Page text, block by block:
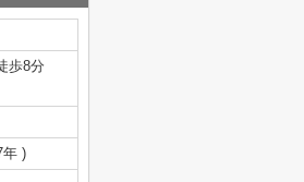
歩8分
年 )